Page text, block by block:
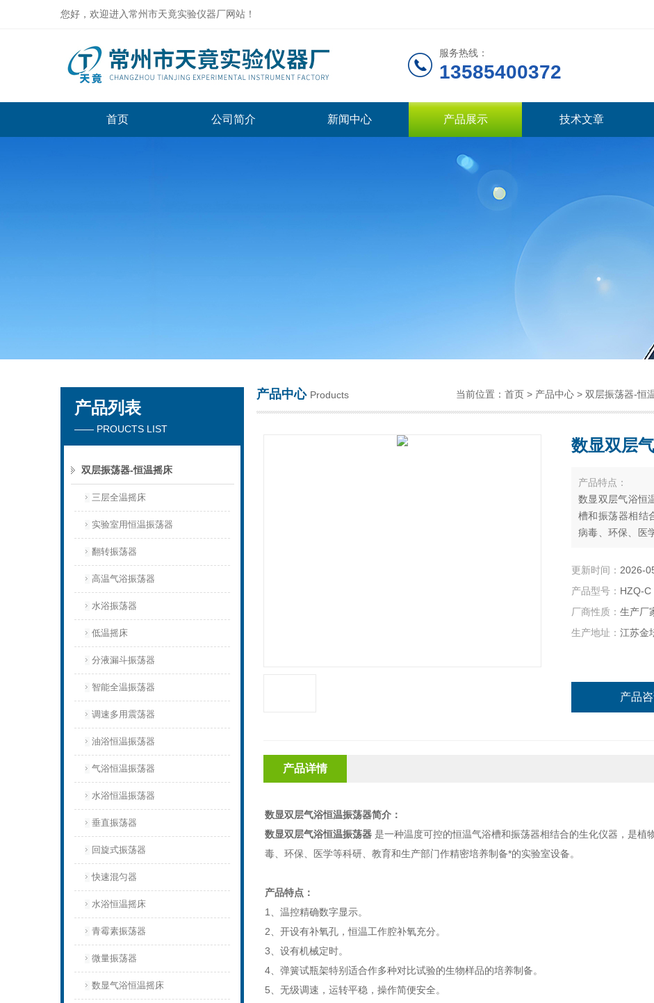
您好，欢迎进入常州市天竟实验仪器厂网站！
服务热线：
13585400372
首页 公司简介 新闻中心 产品展示 技术文章
产品列表
—— PROUCTS LIST
双层振荡器-恒温摇床
三层全温摇床
实验室用恒温振荡器
翻转振荡器
高温气浴振荡器
水浴振荡器
低温摇床
分液漏斗振荡器
智能全温振荡器
调速多用震荡器
油浴恒温振荡器
气浴恒温振荡器
水浴恒温振荡器
垂直振荡器
回旋式振荡器
快速混匀器
水浴恒温摇床
青霉素振荡器
微量振荡器
数显气浴恒温摇床
产品中心 Products 当前位置： 首页 > 产品中心 > 双层振荡器-恒
数显双层
产品特点：
数显双层气浴恒
槽和振荡器相结
病毒、环保、医
孔，恒温工作腔
运转平稳，操作
更新时间： 2026-
产品型号： HZQ-C
厂商性质： 生产厂
生产地址： 江苏金
产品
产品详情
数显双层气浴恒温振荡器简介：
数显双层气浴恒温振荡器 是一种温度可控的恒温气浴槽和振荡器相结合的生化仪器，是植
毒、环保、医学等科研、教育和生产部门作精密培养制备*的实验室设备。
产品特点：
1
、温控精确数字显示。
2 、开设有补氧孔，恒温工作腔补氧充分。
3 、设有机械定时。
4 、弹簧试瓶架特别适合作多种对比试验的生物样品的培养制备。
5 、无级调速，运转平稳，操作简便安全。